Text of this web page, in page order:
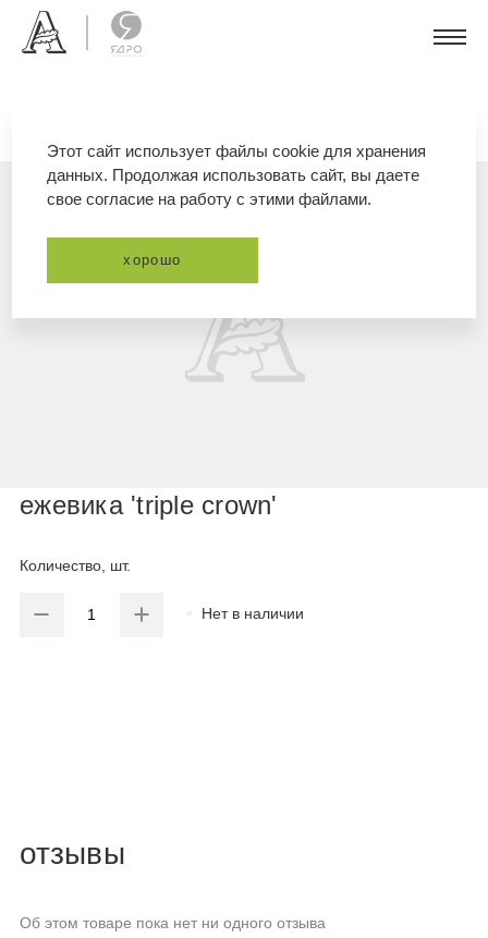
ежевика 'triple crown'
Количество, шт.
Нет в наличии
отзывы
Об этом товаре пока нет ни одного отзыва
Этот сайт использует файлы cookie для хранения
данных. Продолжая использовать сайт, вы даете
свое согласие на работу с этими файлами.
хорошо